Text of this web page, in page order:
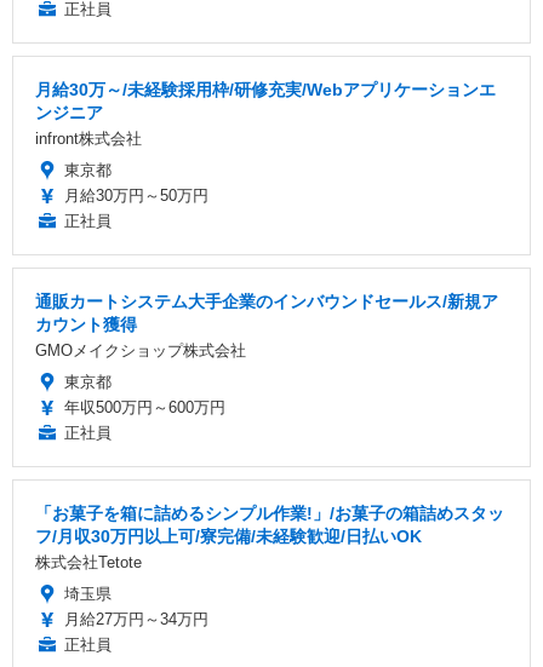
正社員
月給30万～/未経験採用枠/研修充実/Webアプリケーションエ
ンジニア
infront株式会社
東京都
月給30万円～50万円
正社員
通販カートシステム大手企業のインバウンドセールス/新規ア
カウント獲得
GMOメイクショップ株式会社
東京都
年収500万円～600万円
正社員
「お菓子を箱に詰めるシンプル作業!」/お菓子の箱詰めスタッ
フ/月収30万円以上可/寮完備/未経験歓迎/日払いOK
株式会社Tetote
埼玉県
月給27万円～34万円
正社員